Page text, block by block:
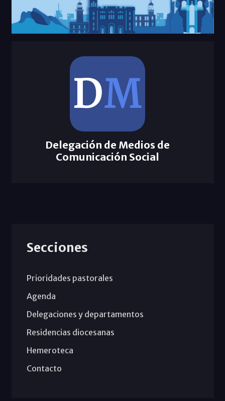
Delegación de Medios de
Comunicación Social
Secciones
Prioridades pastorales
Agenda
Delegaciones y departamentos
Residencias diocesanas
Hemeroteca
Contacto